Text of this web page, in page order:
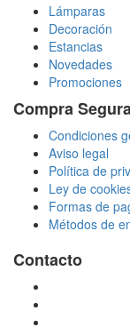
Lámparas
Decoración
Estancias
Novedades
Promociones
Compra
Condiciones
Aviso legal
Política de
Ley de
Formas de
Métodos de
Contacto